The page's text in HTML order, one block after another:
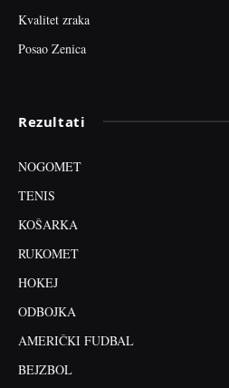
Kvalitet zraka
Posao Zenica
Rezultati
NOGOMET
TENIS
KOŠARKA
RUKOMET
HOKEJ
ODBOJKA
AMERIČKI FUDBAL
BEJZBOL